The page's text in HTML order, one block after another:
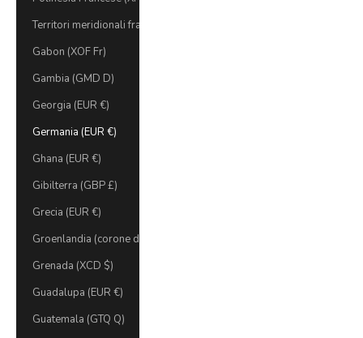
Territori meridionali francesi (EUR €)
Gabon (XOF Fr)
Gambia (GMD D)
Georgia (EUR €)
Germania (EUR €)
Ghana (EUR €)
Gibilterra (GBP £)
Grecia (EUR €)
Groenlandia (corone danesi)
Grenada (XCD $)
Guadalupa (EUR €)
Guatemala (GTQ Q)